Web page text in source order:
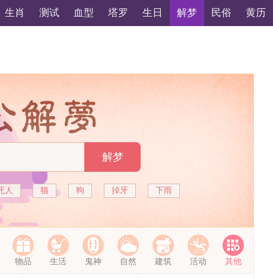
生肖 测试 血型 塔罗 生日 解梦 民俗 黄历
解梦
人 猫 狗 掉牙 下雨
物品 生活 鬼神 自然 建筑 活动 其他